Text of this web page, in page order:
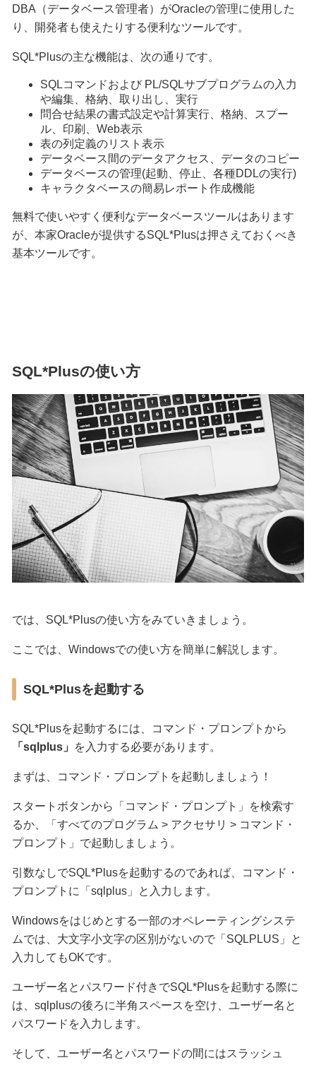
DBA（データベース管理者）がOracleの管理に使用した
り、開発者も使えたりする便利なツールです。
SQL*Plusの主な機能は、次の通りです。
SQLコマンドおよび PL/SQLサブプログラムの入力
や編集、格納、取り出し、実行
問合せ結果の書式設定や計算実行、格納、スプー
ル、印刷、Web表示
表の列定義のリスト表示
データベース間のデータアクセス、データのコピー
データベースの管理(起動、停止、各種DDLの実行)
キャラクタベースの簡易レポート作成機能
無料で使いやすく便利なデータベースツールはあります
が、本家Oracleが提供するSQL*Plusは押さえておくべき
基本ツールです。
SQL*Plusの使い方
では、SQL*Plusの使い方をみていきましょう。
ここでは、Windowsでの使い方を簡単に解説します。
SQL*Plusを起動する
SQL*Plusを起動するには、コマンド・プロンプトから
「sqlplus」
を入力する必要があります。
まずは、コマンド・プロンプトを起動しましょう！
スタートボタンから「コマンド・プロンプト」を検索す
るか、「すべてのプログラム > アクセサリ > コマンド・
プロンプト」で起動しましょう。
引数なしでSQL*Plusを起動するのであれば、コマンド・
プロンプトに「sqlplus」と入力します。
Windowsをはじめとする一部のオペレーティングシステ
ムでは、大文字小文字の区別がないので「SQLPLUS」と
入力してもOKです。
ユーザー名とパスワード付きでSQL*Plusを起動する際に
は、sqlplusの後ろに半角スペースを空け、ユーザー名と
パスワードを入力します。
そして、ユーザー名とパスワードの間にはスラッシュ